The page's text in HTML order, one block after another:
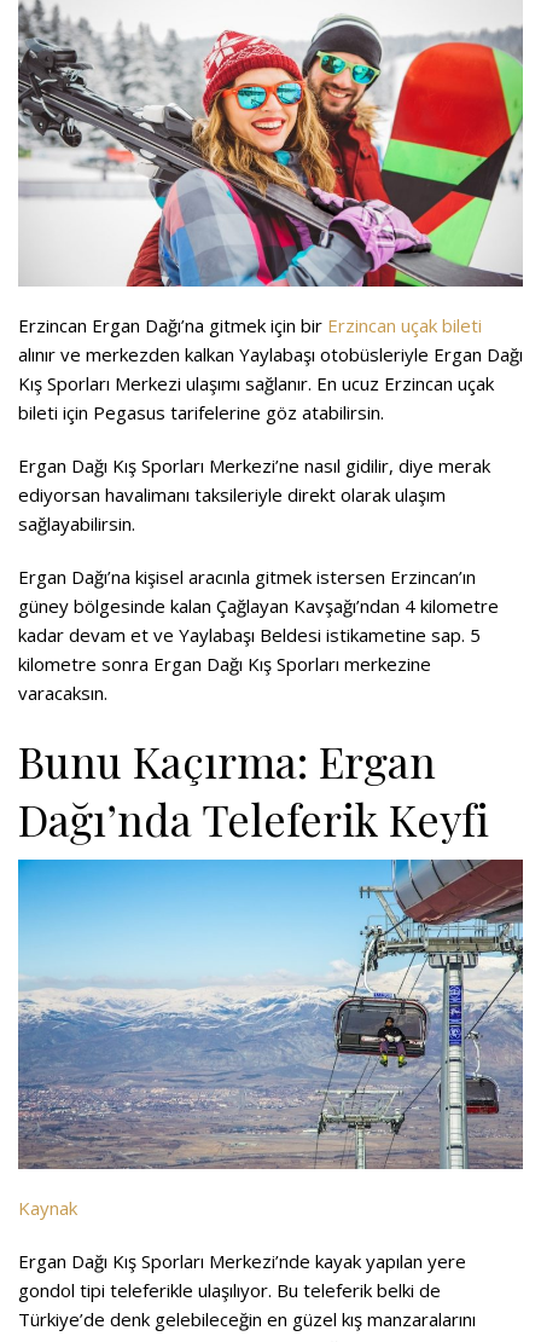
Erzincan Ergan Dağı’na gitmek için bir Erzincan uçak bileti
alınır ve merkezden kalkan Yaylabaşı otobüsleriyle Ergan Dağı
Kış Sporları Merkezi ulaşımı sağlanır. En ucuz Erzincan uçak
bileti için Pegasus tarifelerine göz atabilirsin.
Ergan Dağı Kış Sporları Merkezi’ne nasıl gidilir, diye merak
ediyorsan havalimanı taksileriyle direkt olarak ulaşım
sağlayabilirsin.
Ergan Dağı’na kişisel aracınla gitmek istersen Erzincan’ın
güney bölgesinde kalan Çağlayan Kavşağı’ndan 4 kilometre
kadar devam et ve Yaylabaşı Beldesi istikametine sap. 5
kilometre sonra Ergan Dağı Kış Sporları merkezine
varacaksın.
Bunu Kaçırma: Ergan
Dağı’nda Teleferik Keyfi
Kaynak
Ergan Dağı Kış Sporları Merkezi’nde kayak yapılan yere
gondol tipi teleferikle ulaşılıyor. Bu teleferik belki de
Türkiye’de denk gelebileceğin en güzel kış manzaralarını